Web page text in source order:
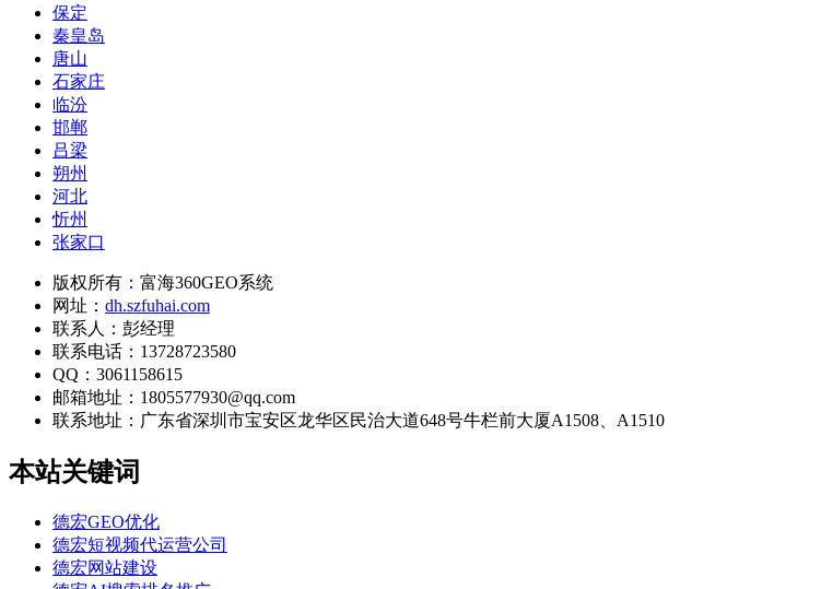
保定
秦皇岛
唐山
石家庄
临汾
邯郸
吕梁
朔州
河北
忻州
张家口
版权所有：富海360GEO系统
网址： dh.szfuhai.com
联系人：彭经理
联系电话：13728723580
QQ：3061158615
邮箱地址：1805577930@qq.com
联系地址： 广东省深圳市宝安区龙华区民治大道648号牛栏前大厦A1508、A1510
本站关键词
德宏GEO优化
德宏短视频代运营公司
德宏网站建设